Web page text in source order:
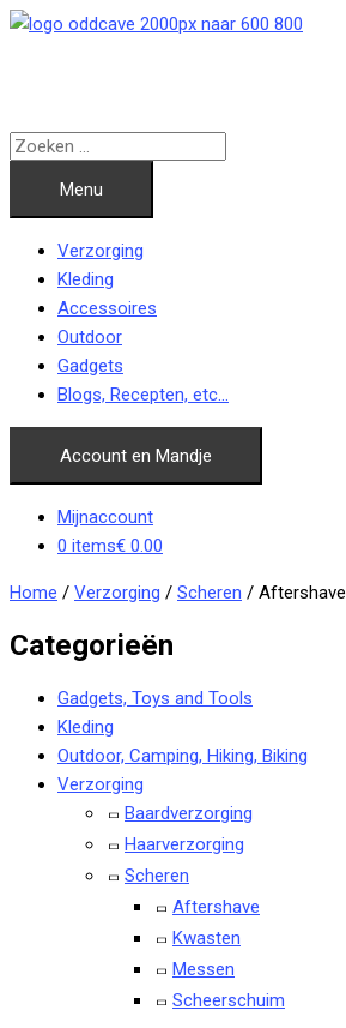
Ga
Menu
Verzorging
Kleding
Accessoires
Outdoor
Gadgets
Blogs, Recepten, etc…
Account en Mandje
Mijnaccount
0 items€ 0.00
Home / Verzorging / Scheren / Aftershave
Categorieën
Gadgets, Toys and Tools
Kleding
Outdoor, Camping, Hiking, Biking
Verzorging
Baardverzorging
Haarverzorging
Scheren
Aftershave
Kwasten
Messen
Scheerschuim